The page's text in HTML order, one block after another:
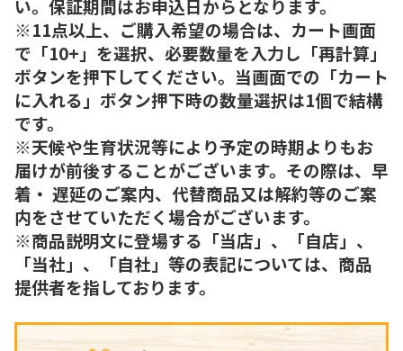
い。保証期間はお申込日からとなります。
※11点以上、ご購入希望の場合は、カート画面
で「10+」を選択、必要数量を入力し「再計算」
ボタンを押下してください。当画面での「カート
に入れる」ボタン押下時の数量選択は1個で結構
です。
※天候や生育状況等により予定の時期よりもお
届けが前後することがございます。その際は、早
着・ 遅延のご案内、代替商品又は解約等のご案
内をさせていただく場合がございます。
※商品説明文に登場する「当店」、「自店」、
「当社」、「自社」等の表記については、商品
提供者を指しております。